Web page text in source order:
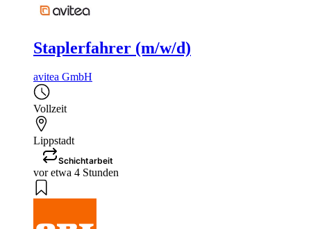
Staplerfahrer (m/w/d)
avitea GmbH
Vollzeit
Lippstadt
Schichtarbeit
vor etwa 4 Stunden